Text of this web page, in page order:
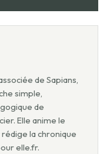
de Sapians,
simple,
de
Elle anime le
la chronique
elle.fr.